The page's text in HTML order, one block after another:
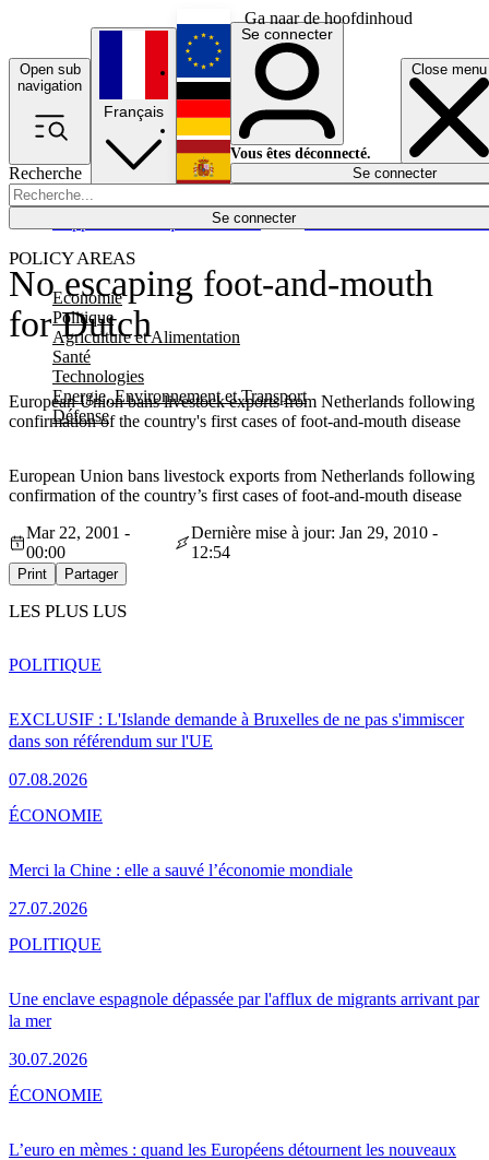
Ga naar de hoofdinhoud
Open sub
navigation
Close menu
Recherche
Se connecter
POLICY AREAS
Economie
Politique
Agriculture et Alimentation
Santé
Technologies
Energie, Environnement et Transport
Défense
Économie
Français
English
Deutsch
Español
Se connecter
Vous êtes déconnecté.
Se connecter
No escaping foot-and-mouth
for Dutch
European Union bans livestock exports from Netherlands following
confirmation of the country's first cases of foot-and-mouth disease
European Union bans livestock exports from Netherlands following
confirmation of the country’s first cases of foot-and-mouth disease
Mar 22, 2001 -
00:00
Dernière mise à jour: Jan 29, 2010 -
12:54
Print Partager
LES PLUS LUS
EXCLUSIF : L'Islande demande à Bruxelles de ne pas s'immiscer
dans son référendum sur l'UE
07.08.2026
POLITIQUE
Merci la Chine : elle a sauvé l’économie mondiale
27.07.2026
ÉCONOMIE
Une enclave espagnole dépassée par l'afflux de migrants arrivant par
la mer
30.07.2026
POLITIQUE
L’euro en mèmes : quand les Européens détournent les nouveaux
ÉCONOMIE